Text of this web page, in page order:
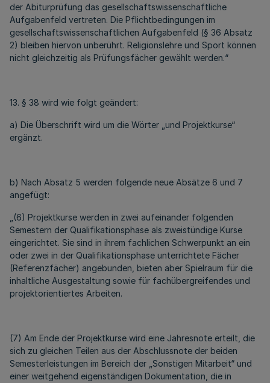
der Abiturprüfung das gesellschaftswissenschaftliche
Aufgabenfeld vertreten. Die Pflichtbedingungen im
gesellschaftswissenschaftlichen Aufgabenfeld (§ 36 Absatz
2) bleiben hiervon unberührt. Religionslehre und Sport können
nicht gleichzeitig als Prüfungsfächer gewählt werden.“
13. § 38 wird wie folgt geändert:
a) Die Überschrift wird um die Wörter „und Projektkurse“
ergänzt.
b) Nach Absatz 5 werden folgende neue Absätze 6 und 7
angefügt:
„(6) Projektkurse werden in zwei aufeinander folgenden
Semestern der Qualifikationsphase als zweistündige Kurse
eingerichtet. Sie sind in ihrem fachlichen Schwerpunkt an ein
oder zwei in der Qualifikationsphase unterrichtete Fächer
(Referenzfächer) angebunden, bieten aber Spielraum für die
inhaltliche Ausgestaltung sowie für fachübergreifendes und
projektorientiertes Arbeiten.
(7) Am Ende der Projektkurse wird eine Jahresnote erteilt, die
sich zu gleichen Teilen aus der Abschlussnote der beiden
Semesterleistungen im Bereich der „Sonstigen Mitarbeit“ und
einer weitgehend eigenständigen Dokumentation, die in